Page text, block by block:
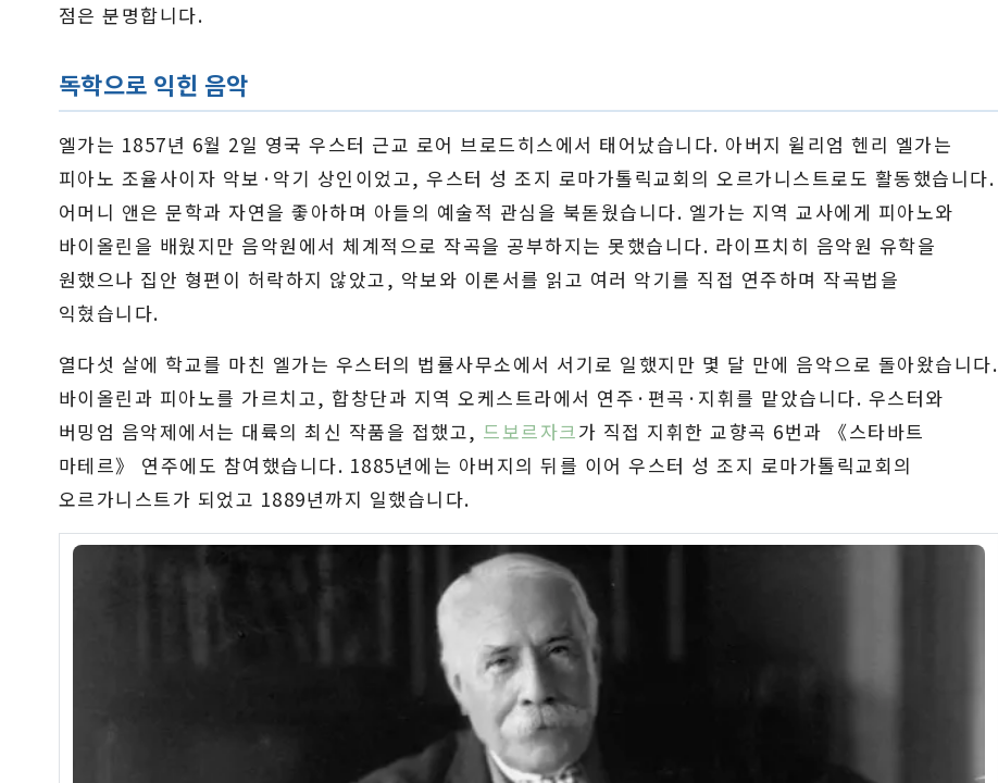
점은 분명합니다.
독학으로 익힌 음악
엘가는 1857년 6월 2일 영국 우스터 근교 로어 브로드히스에서 태어났습니다. 아버지 윌리엄 헨리 엘가는
피아노 조율사이자 악보·악기 상인이었고, 우스터 성 조지 로마가톨릭교회의 오르가니스트로도 활동했습니다.
어머니 앤은 문학과 자연을 좋아하며 아들의 예술적 관심을 북돋웠습니다. 엘가는 지역 교사에게 피아노와
바이올린을 배웠지만 음악원에서 체계적으로 작곡을 공부하지는 못했습니다. 라이프치히 음악원 유학을
원했으나 집안 형편이 허락하지 않았고, 악보와 이론서를 읽고 여러 악기를 직접 연주하며 작곡법을
익혔습니다.
열다섯 살에 학교를 마친 엘가는 우스터의 법률사무소에서 서기로 일했지만 몇 달 만에 음악으로 돌아왔습니다.
바이올린과 피아노를 가르치고, 합창단과 지역 오케스트라에서 연주·편곡·지휘를 맡았습니다. 우스터와
버밍엄 음악제에서는 대륙의 최신 작품을 접했고, 드보르자크가 직접 지휘한 교향곡 6번과 《스타바트
마테르》 연주에도 참여했습니다. 1885년에는 아버지의 뒤를 이어 우스터 성 조지 로마가톨릭교회의
오르가니스트가 되었고 1889년까지 일했습니다.